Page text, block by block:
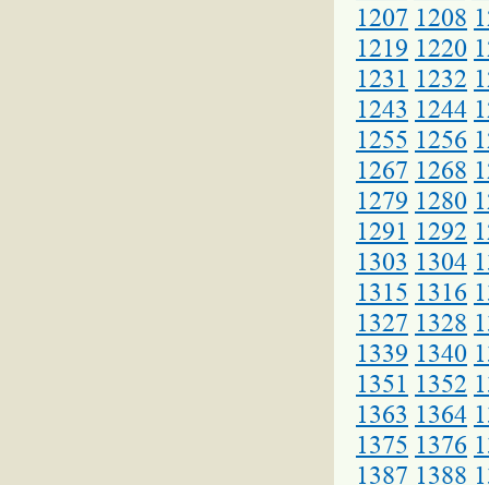
1207 1208
1219 1220
1231 1232
1243 1244
1255 1256
1267 1268
1279 1280
1291 1292
1303 1304
1315 1316
1327 1328
1339 1340
1351 1352
1363 1364
1375 1376
1387 1388